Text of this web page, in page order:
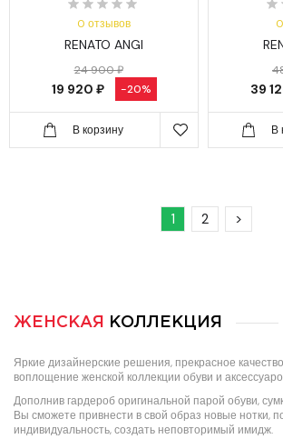
0 отзывов
RENATO ANGI
24 900 ₽
19 920 ₽ -20%
В корзину
39
В
1 2 >
ЖЕНСКАЯ КОЛЛЕКЦИЯ
Яркие дизайнерские решения, прекрасное
воплощение женской коллекции обуви и
Дополнив гардероб оригинальной парой обуви,
Вы сможете привнести в свой образ новые нотки,
индивидуальность, создать неповторимый имидж.